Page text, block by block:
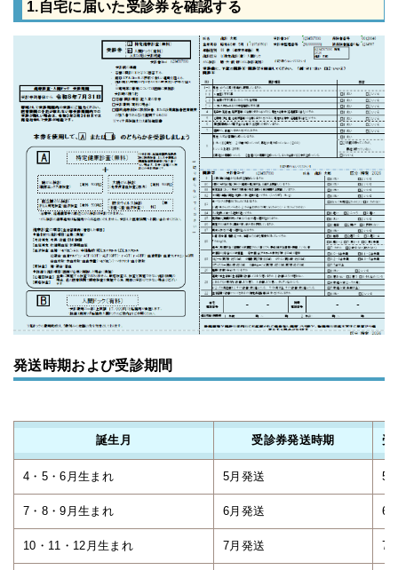
1.自宅に届いた受診券を確認する
発送時期および受診期間
誕生月 受診券発送時期 受
4・5・6月生まれ 5月発送 5
7・8・9月生まれ 6月発送 6
10・11・12月生まれ 7月発送 7